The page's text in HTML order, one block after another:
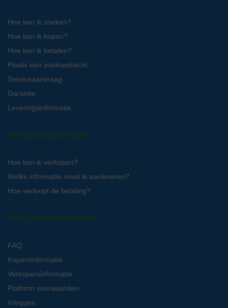
Hoe kan ik zoeken?
Hoe kan ik kopen?
Hoe kan ik betalen?
Plaats een zoekopdracht
Serviceaanvraag
Garantie
Leveringsinformatie
Verkopersinformatie
Hoe kan ik verkopen?
Welke informatie moet ik aanleveren?
Hoe verloopt de betaling?
Over LabMakelaar.com
FAQ
Kopersinformatie
Verkopersinformatie
Platform voorwaarden
Inloggen